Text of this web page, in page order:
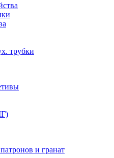
трубки
и гранат